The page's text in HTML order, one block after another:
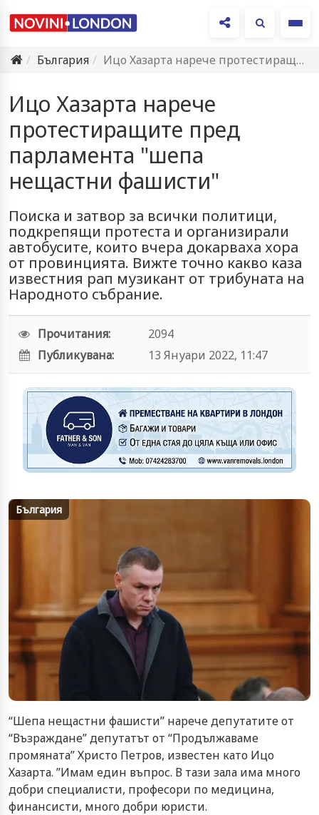
България
Ицо Хазарта нарече протестиращите пред парламента "шепа нещастни фашисти"
Ицо Хазарта нарече
протестиращите пред
парламента "шепа
нещастни фашисти"
Поиска и затвор за всички политици,
подкрепящи протеста и организирали
автобусите, които вчера докарваха хора
от провинцията. Вижте точно какво каза
известния рап музикант от трибуната на
Народното събрание.
Прочитания:
2094
Публикувана:
13 Януари 2022, 11:47
България
“Шепа нещастни фашисти” нарече депутатите от
“Възраждане” депутатът от “Продължаваме
промяната” Христо Петров, известен като Ицо
Хазарта. ”Имам един въпрос. В тази зала има много
добри специалисти, професори по медицина,
финансисти, много добри юристи.